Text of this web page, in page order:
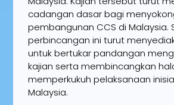
cadangan dasar bagi
pembangunan CCS di Malaysia.
perbincangan ini turut
untuk bertukar pandangan
kajian serta membincangkan
memperkukuh pelaksanaan
Malaysia.